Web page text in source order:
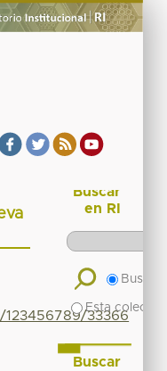
33366
Buscar
en RI
Buscar
Esta
Buscar